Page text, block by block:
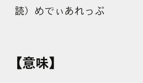
お役立ち情報
読）めでぃあれっぷ
【意味】